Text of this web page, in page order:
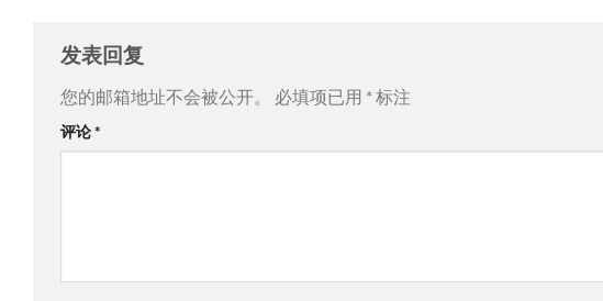
发表回复
您的邮箱地址不会被公开。 必填项已用 *标注
评论*